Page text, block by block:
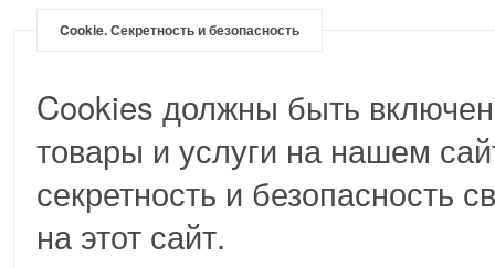
Cookie. Секретность и безопасность
Cookies должны быть
товары и услуги на нашем
секретность и безопасность
на этот сайт.